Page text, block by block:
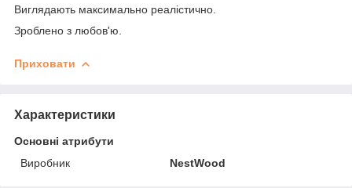
Виглядають максимально реалістично.
Зроблено з любов'ю.
Приховати
Характеристики
Основні атрибути
Виробник
NestWood